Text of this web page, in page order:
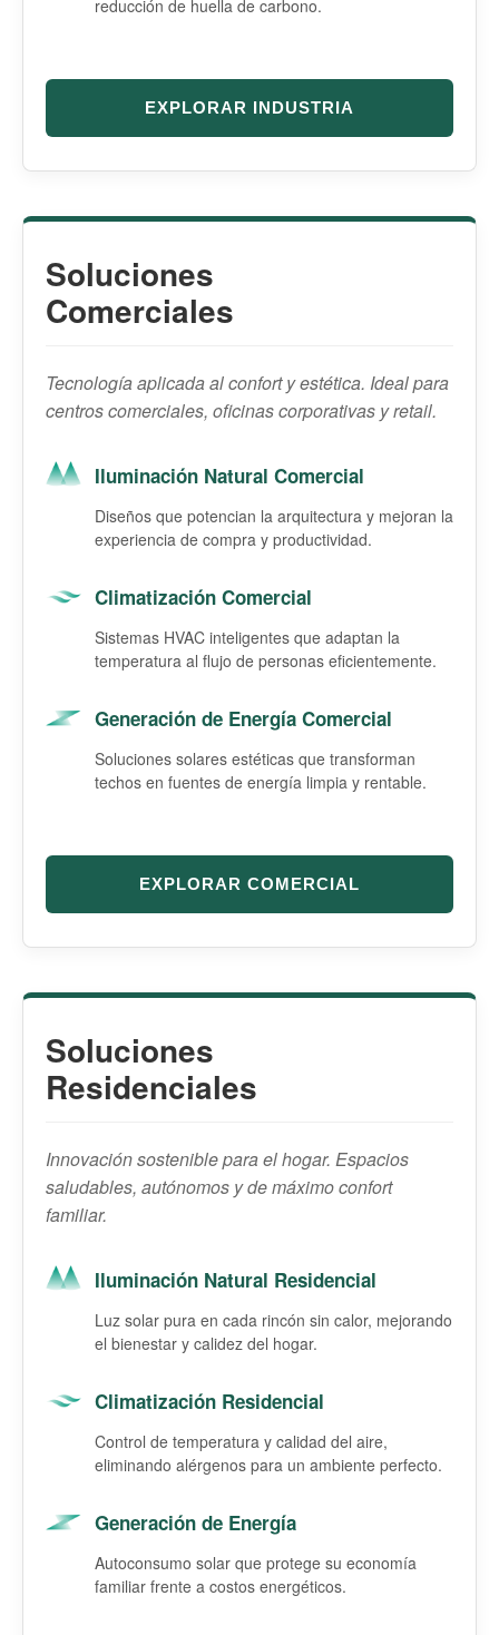
reducción de huella de carbono.
EXPLORAR INDUSTRIA
Soluciones
Comerciales
Tecnología aplicada al confort y estética. Ideal para
centros comerciales, oficinas corporativas y retail.
Iluminación Natural Comercial
Diseños que potencian la arquitectura y mejoran la
experiencia de compra y productividad.
Climatización Comercial
Sistemas HVAC inteligentes que adaptan la
temperatura al flujo de personas eficientemente.
Generación de Energía Comercial
Soluciones solares estéticas que transforman
techos en fuentes de energía limpia y rentable.
EXPLORAR COMERCIAL
Soluciones
Residenciales
Innovación sostenible para el hogar. Espacios
saludables, autónomos y de máximo confort
familiar.
Iluminación Natural Residencial
Luz solar pura en cada rincón sin calor, mejorando
el bienestar y calidez del hogar.
Climatización Residencial
Control de temperatura y calidad del aire,
eliminando alérgenos para un ambiente perfecto.
Generación de Energía
Autoconsumo solar que protege su economía
familiar frente a costos energéticos.